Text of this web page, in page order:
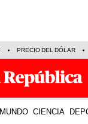
PRECIO DEL DÓLAR
MUNDO CIENCIA